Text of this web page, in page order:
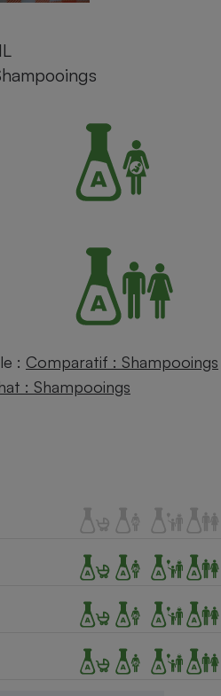
: Comparatif : Shampooings
: Shampooings
Assurance emprunteur
Lave-linge
Climatiseur -
Ventilateur
Antivirus
Matelas
Climatiseur -
Antimoustique